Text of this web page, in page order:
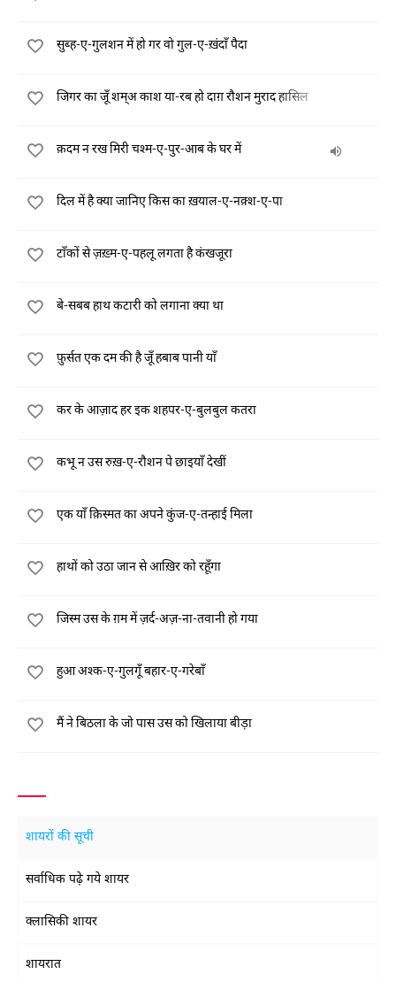
सुब्ह-ए-गुलशन में हो गर वो गुल-ए-ख़ंदाँ पैदा
जिगर का जूँ शम्अ काश या-रब हो दाग़ रौशन मुराद हासिल
क़दम न रख मिरी चश्म-ए-पुर-आब के घर में
दिल में है क्या जानिए किस का ख़याल-ए-नक़्श-ए-पा
टाँकों से ज़ख़्म-ए-पहलू लगता है कंखजूरा
बे-सबब हाथ कटारी को लगाना क्या था
फ़ुर्सत एक दम की है जूँ हबाब पानी याँ
कर के आज़ाद हर इक शहपर-ए-बुलबुल कतरा
कभू न उस रुख़-ए-रौशन पे छाइयाँ देखीं
एक याँ क़िस्मत का अपने कुंज-ए-तन्हाई मिला
हाथों को उठा जान से आख़िर को रहूँगा
जिस्म उस के ग़म में ज़र्द-अज़-ना-तवानी हो गया
हुआ अश्क-ए-गुलगूँ बहार-ए-गरेबाँ
मैं ने बिठला के जो पास उस को खिलाया बीड़ा
शायरों की सूची
सर्वाधिक पढ़े गये शायर
क्लासिकी शायर
शायरात